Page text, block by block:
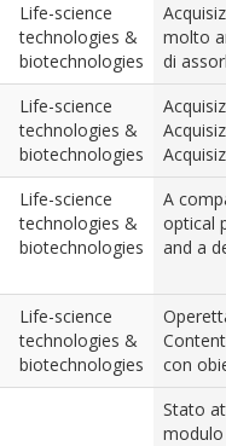
Life-science
technologies &
biotechnologies
molto
di
Life-science
technologies &
biotechnologies
Life-science
technologies &
biotechnologies
A
optical
and a
Life-science
technologies &
biotechnologies
con
Stato
modulo